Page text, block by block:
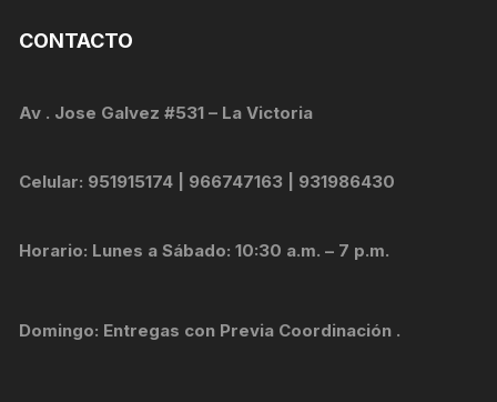
CONTACTO
Av . Jose Galvez #531 – La Victoria
Celular: 951915174 | 966747163 | 931986430
Horario: Lunes a Sábado: 10:30 a.m. – 7 p.m.
Domingo: Entregas con Previa Coordinación .